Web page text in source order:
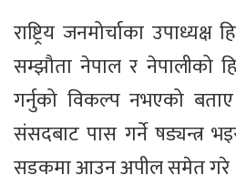
राष्ट्रिय जनमोर्चाका
सम्झौता नेपाल र नेपालीको
गर्नुको विकल्प नभएको
संसदबाट पास गर्ने षड्यन्त्र
सडकमा आउन अपील समेत गरे